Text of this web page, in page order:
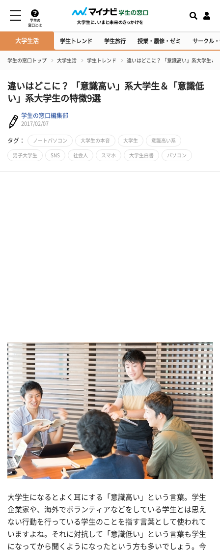
学生の
窓口とは
大学生活 学生トレンド 学生旅行 授業・履修・ゼミ サークル
学生の窓口トップ 大学生活 学生トレンド 違いはどこに？ 「意識高い」系大学生＆
違いはどこに？ 「意識高い」系大学生＆「意識低
い」系大学生の特徴9選
学生の窓口編集部
2017/02/07
タグ： ノートパソコン 大学生の本音 大学生 意識高い系
男子大学生 SNS 社会人 スマホ 大学生白書 パソコン
大学生になるとよく耳にする「意識高い」という言葉。学生
企業家や、海外でボランティアなどをしている学生とは思え
ない行動を行っている学生のことを指す言葉として使われて
いますよね。それに対抗して「意識低い」という言葉も学生
になってから聞くようになったという方も多いでしょう。今